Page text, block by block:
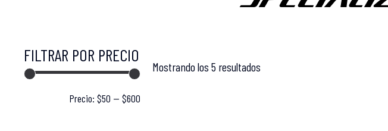
FILTRAR POR PRECIO
Precio: $50 — $600
Mostrando los 5 resultados